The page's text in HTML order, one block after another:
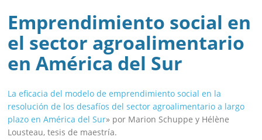
Emprendimiento social en
el sector agroalimentario
en América del Sur
La eficacia del modelo de emprendimiento social en la
resolución de los desafíos del sector agroalimentario a largo
plazo en América del Sur» por Marion Schuppe y Hélène
Lousteau, tesis de maestría.